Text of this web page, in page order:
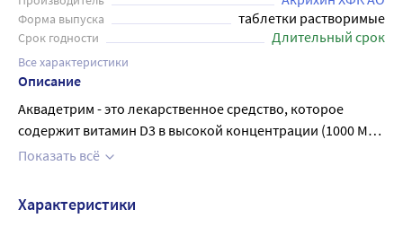
Форма выпуска таблетки растворимые
Срок годности Длительный срок
Все характеристики
Описание
Аквадетрим - это лекарственное средство, которое
содержит витамин D3 в высокой концентрации (1000 МЕ в
одной таблетке). Применяется для профилактики и
основном применяется в зимний период, когда
солнечное излучение не способствует естественному
Показать всё
Характеристики